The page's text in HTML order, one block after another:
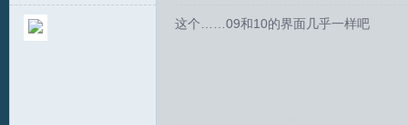
这个……09和10的界面几乎一样吧